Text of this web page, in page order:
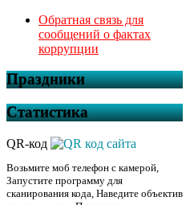
Обратная связь для
сообщений о фактах
коррупции
Праздники
Статистика
QR-код
Возьмите моб телефон с камерой,
Запустите программу для
сканирования кода, Наведите объектив